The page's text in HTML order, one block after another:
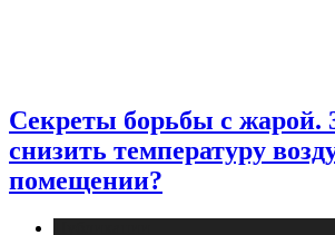
Секреты борьбы с жарой.
снизить температуру
помещении?